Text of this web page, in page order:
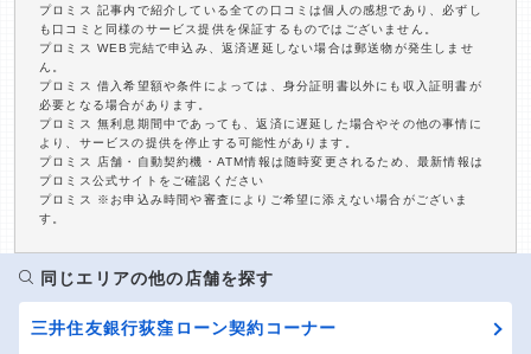
プロミス 記事内で紹介している全ての口コミは個人の感想であり、必ずし
も口コミと同様のサービス提供を保証するものではございません。
プロミス WEB完結で申込み、返済遅延しない場合は郵送物が発生しませ
ん。
プロミス 借入希望額や条件によっては、身分証明書以外にも収入証明書が
必要となる場合があります。
プロミス 無利息期間中であっても、返済に遅延した場合やその他の事情に
より、サービスの提供を停止する可能性があります。
プロミス 店舗・自動契約機・ATM情報は随時変更されるため、最新情報は
プロミス公式サイトをご確認ください
プロミス ※お申込み時間や審査によりご希望に添えない場合がございま
す。
同じエリアの他の店舗を探す
三井住友銀行荻窪ローン契約コーナー